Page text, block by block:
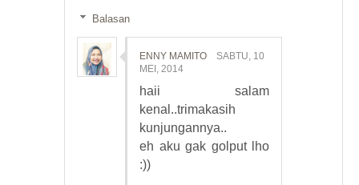
Balasan
ENNY MAMITO
SABTU, 10
MEI, 2014
haii salam
kenal..trimakasih
kunjungannya..
eh aku gak golput lho
:))